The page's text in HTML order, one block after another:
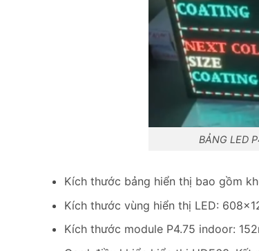
BẢNG LED
Kích thước bảng hiển thị bao gồm
Kích thước vùng hiển thị LED:
Kích thước module P4.75 indoor: